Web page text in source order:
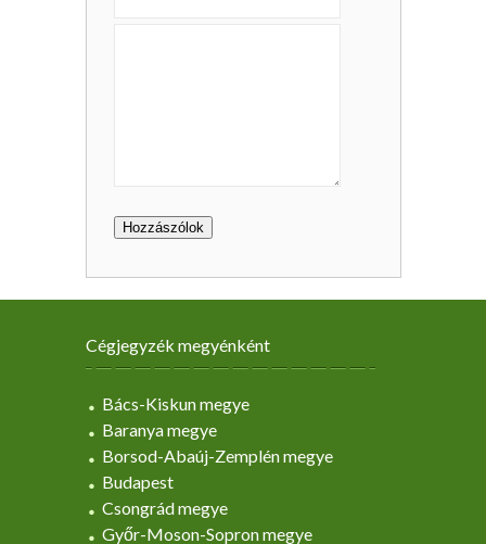
Cégjegyzék megyénként
Bács-Kiskun megye
Baranya megye
Borsod-Abaúj-Zemplén megye
Budapest
Csongrád megye
Győr-Moson-Sopron megye